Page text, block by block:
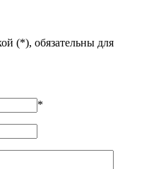
(*), обязательны для
*